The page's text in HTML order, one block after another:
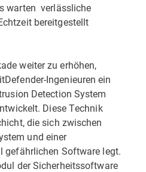
warten  verlässliche
bereitgestellt
weiter zu erhöhen,
Ingenieuren ein
Detection System
Diese Technik
die sich zwischen
und einer
gefährlichen Software legt.
der Sicherheitssoftware